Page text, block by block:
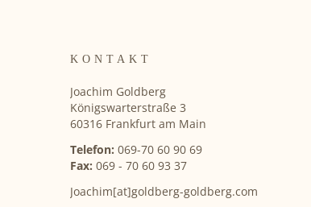
KONTAKT
Joachim Goldberg
Königswarterstraße 3
60316 Frankfurt am Main
Telefon: 069-70 60 90 69
Fax: 069 - 70 60 93 37
Joachim[at]goldberg-goldberg.com